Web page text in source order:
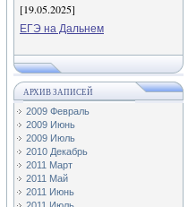
[19.05.2025]
ЕГЭ на Дальнем
АРХИВ ЗАПИСЕЙ
2009 Февраль
2009 Июнь
2009 Июль
2010 Декабрь
2011 Март
2011 Май
2011 Июнь